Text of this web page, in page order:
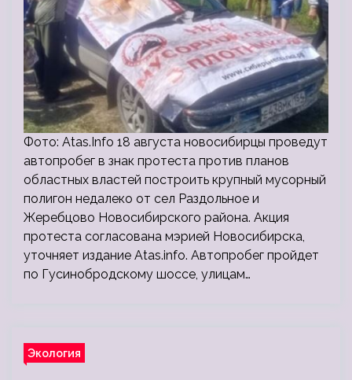
Фото: Atas.Info 18 августа новосибирцы проведут
автопробег в знак протеста против планов
областных властей построить крупный мусорный
полигон недалеко от сел Раздольное и
Жеребцово Новосибирского района. Акция
протеста согласована мэрией Новосибирска,
уточняет издание Atas.info. Автопробег пройдет
по Гусинобродскому шоссе, улицам…
Экология